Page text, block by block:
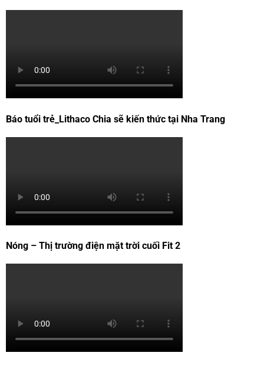
Báo tuổi trẻ_Lithaco Chia sẽ kiến thức tại Nha Trang
Nóng – Thị trường điện mặt trời cuối Fit 2